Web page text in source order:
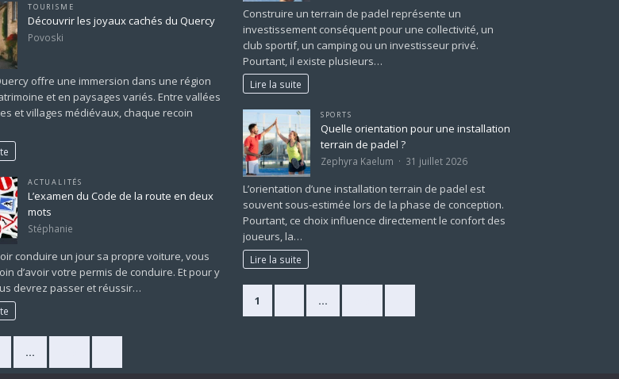
TOURISME
Découvrir les joyaux cachés du Quercy
Povoski
offre une immersion dans une région
et en paysages variés. Entre vallées
et villages médiévaux, chaque recoin
ACTUALITÉS
L’examen du Code de la route en deux
mots
Stéphanie
conduire un jour sa propre voiture, vous
d’avoir votre permis de conduire. Et pour y
devrez passer et réussir…
…
Construire un terrain de padel représente un
investissement conséquent pour une collectivité, un
club sportif, un camping ou un investisseur privé.
Pourtant, il existe plusieurs…
Lire la suite
SPORTS
Quelle orientation pour une installation
terrain de padel ?
Zephyra Kaelum 31 juillet 2026
L’orientation d’une installation terrain de padel est
souvent sous-estimée lors de la phase de conception.
Pourtant, ce choix influence directement le confort des
joueurs, la…
Lire la suite
1 …